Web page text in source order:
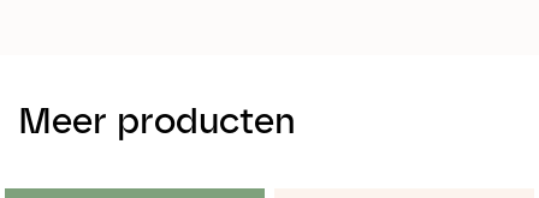
Meer producten